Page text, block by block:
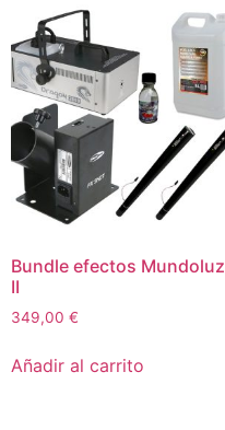
Bundle efectos Mundoluz
II
349,00 €
Añadir al carrito